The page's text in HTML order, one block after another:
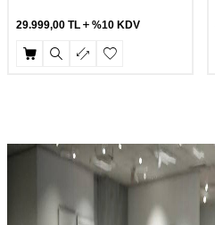
29.999,00 TL %10 KDV